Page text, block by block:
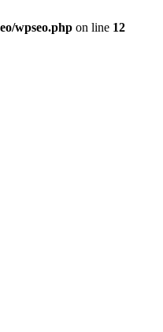
wpseo.php on line 12